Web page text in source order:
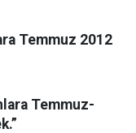
Temmuz 2012
Temmuz-